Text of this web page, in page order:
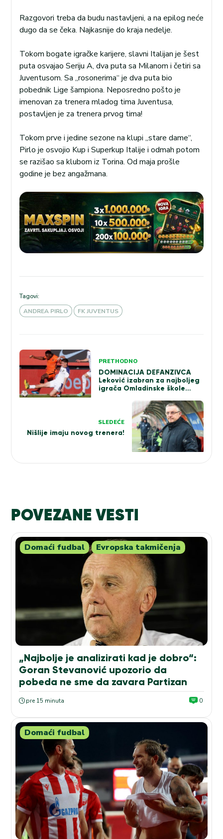
Razgovori treba da budu nastavljeni, a na epilog neće
dugo da se čeka. Najkasnije do kraja nedelje.
Tokom bogate igračke karijere, slavni Italijan je šest
puta osvajao Seriju A, dva puta sa Milanom i četiri sa
Juventusom. Sa „rosonerima“ je dva puta bio
pobednik Lige šampiona. Neposredno pošto je
imenovan za trenera mladog tima Juventusa,
postavljen je za trenera prvog tima!
Tokom prve i jedine sezone na klupi „stare dame“,
Pirlo je osvojio Kup i Superkup Italije i odmah potom
se razišao sa klubom iz Torina. Od maja prošle
godine je bez angažmana.
Tagovi:
ANDREA PIRLO
FK JUVENTUS
Kretanje
članka
PRETHODNO
DOMINACIJA DEFANZIVCA
Leković izabran za najboljeg
igrača Omladinske škole
SLEDEĆE
Nišlije imaju novog trenera!
POVEZANE VESTI
Domaći fudbal Evropska takmičenja
„Najbolje je analizirati kad je dobro“:
Goran Stevanović upozorio da
pobeda ne sme da zavara Partizan
pre 15 minuta 0
Domaći fudbal